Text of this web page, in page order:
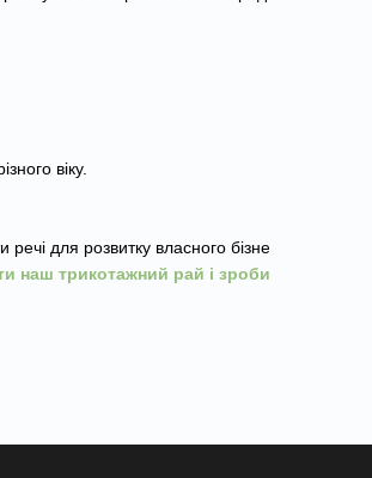
віку.
для розвитку власного бізнесу та для всієї
наш трикотажний рай і зробити